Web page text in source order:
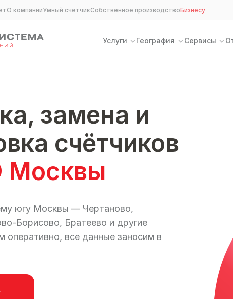
О компанииУмный счетчикСобственное производствоБизнесу
Услуги География Сервисы
замена и
счётчиков
Москвы
югу Москвы — Чертаново,
Борисово, Братеево и другие
оперативно, все данные заносим в